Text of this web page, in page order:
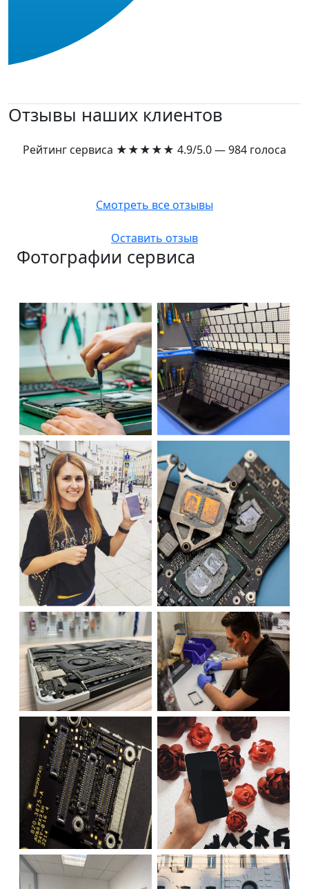
Отзывы наших клиентов
Рейтинг сервиса ★★★★★ 4.9/5.0 — 984 голоса
Смотреть все отзывы
Оставить отзыв
Фотографии сервиса